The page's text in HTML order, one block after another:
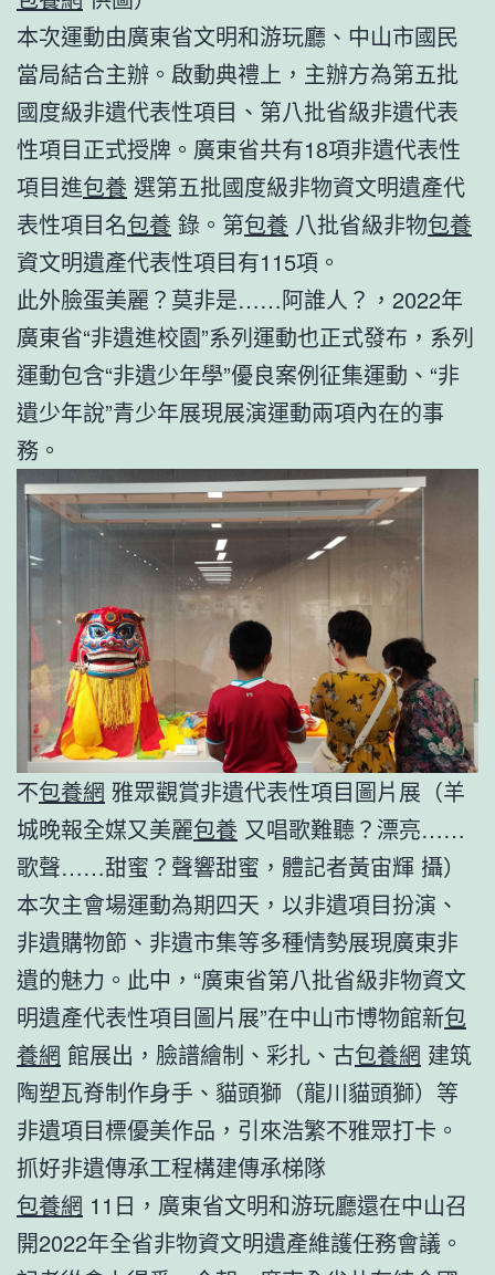
本次運動由廣東省文明和游玩廳、中山市國民
當局結合主辦。啟動典禮上，主辦方為第五批
國度級非遺代表性項目、第八批省級非遺代表
性項目正式授牌。廣東省共有18項非遺代表性
項目進包養 選第五批國度級非物資文明遺產代
表性項目名包養 錄。第包養 八批省級非物包養
資文明遺產代表性項目有115項。
此外臉蛋美麗？莫非是……阿誰人？，2022年
廣東省“非遺進校園”系列運動也正式發布，系列
運動包含“非遺少年學”優良案例征集運動、“非
遺少年說”青少年展現展演運動兩項內在的事
務。
不包養網 雅眾觀賞非遺代表性項目圖片展（羊
城晚報全媒又美麗包養 又唱歌難聽？漂亮……
歌聲……甜蜜？聲響甜蜜，體記者黃宙輝 攝）
本次主會場運動為期四天，以非遺項目扮演、
非遺購物節、非遺市集等多種情勢展現廣東非
遺的魅力。此中，“廣東省第八批省級非物資文
明遺產代表性項目圖片展”在中山市博物館新包
養網 館展出，臉譜繪制、彩扎、古包養網 建筑
陶塑瓦脊制作身手、貓頭獅（龍川貓頭獅）等
非遺項目標優美作品，引來浩繁不雅眾打卡。
抓好非遺傳承工程構建傳承梯隊
包養網 11日，廣東省文明和游玩廳還在中山召
開2022年全省非物資文明遺產維護任務會議。